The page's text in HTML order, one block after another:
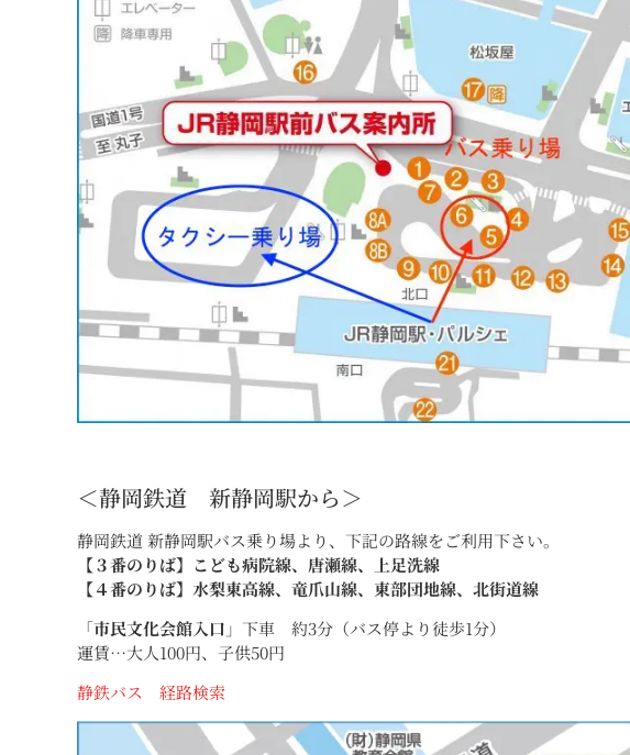
＜静岡鉄道 新静岡駅から＞
静岡鉄道 新静岡駅バス乗り場より、下記の路線をご利用下さい。
【３番のりば】こども病院線、唐瀬線、上足洗線
【４番のりば】水梨東高線、竜爪山線、東部団地線、北街道線
「市民文化会館入口 」下車 約3分（バス停より徒歩1分）
運賃…大人100円、子供50円
静鉄バス 経路検索